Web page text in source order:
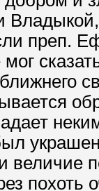
преп.
величие
похоть